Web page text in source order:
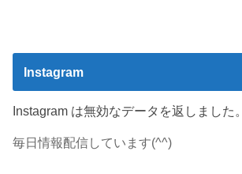
Instagram
Instagram は無効なデータを返しました。
毎日情報配信しています(^^)